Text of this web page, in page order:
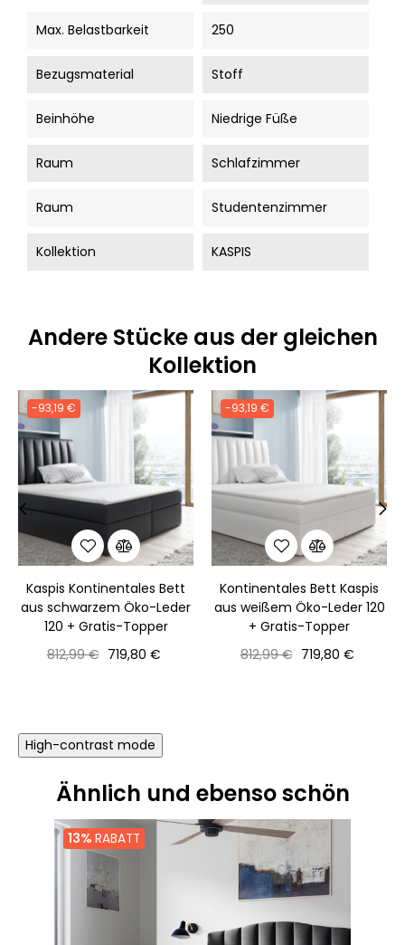
Max. Belastbarkeit 250
Bezugsmaterial Stoff
Beinhöhe Niedrige Füße
Raum Schlafzimmer
Raum Studentenzimmer
Kollektion KASPIS
Andere Stücke aus der gleichen
Kollektion
-93,19 €
Kaspis Kontinentales Bett
aus schwarzem Öko-Leder
120 + Gratis-Topper
Normaler
812,99 € Preis
719,80 €
-93,19 €
Kontinentales Bett Kaspis
aus weißem Öko-Leder 120
+ Gratis-Topper
Normaler
812,99 € Preis
719,80 €
‹ ›
High-contrast mode
Ähnlich und ebenso schön
13% RABATT